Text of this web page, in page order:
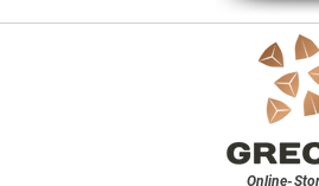
Online-